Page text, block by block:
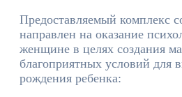
Предоставляемый комплекс
направлен на оказание
женщине в целях создания
благоприятных условий для
рождения ребенка: